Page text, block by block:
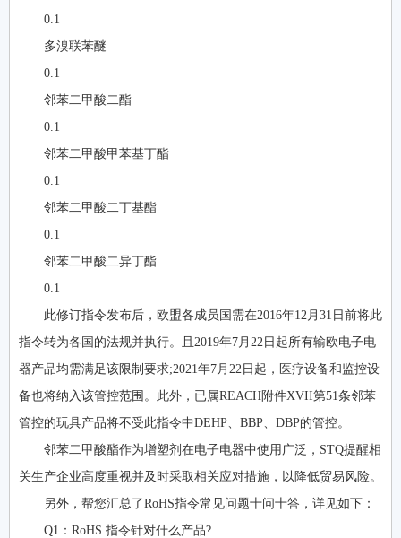
0.1
多溴联苯醚
0.1
邻苯二甲酸二酯
0.1
邻苯二甲酸甲苯基丁酯
0.1
邻苯二甲酸二丁基酯
0.1
邻苯二甲酸二异丁酯
0.1
此修订指令发布后，欧盟各成员国需在2016年12月31日前将此
指令转为各国的法规并执行。且2019年7月22日起所有输欧电子电
器产品均需满足该限制要求;2021年7月22日起，医疗设备和监控设
备也将纳入该管控范围。此外，已属REACH附件XVII第51条邻苯
管控的玩具产品将不受此指令中DEHP、BBP、DBP的管控。
邻苯二甲酸酯作为增塑剂在电子电器中使用广泛，STQ提醒相
关生产企业高度重视并及时采取相关应对措施，以降低贸易风险。
另外，帮您汇总了RoHS指令常见问题十问十答，详见如下：
Q1：RoHS 指令针对什么产品?